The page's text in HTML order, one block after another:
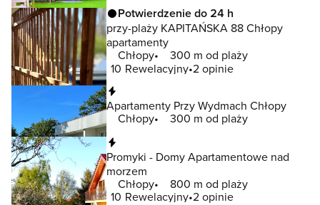
Potwierdzenie do 24 h
przy-plaży KAPITAŃSKA 88 Chłopy
apartamenty
Chłopy
300 m od plaży
10 Rewelacyjny 2 opinie
Apartamenty Przy Wydmach Chłopy
Chłopy
300 m od plaży
Promyki - Domy Apartamentowe nad
morzem
Chłopy
800 m od plaży
10 Rewelacyjny 2 opinie